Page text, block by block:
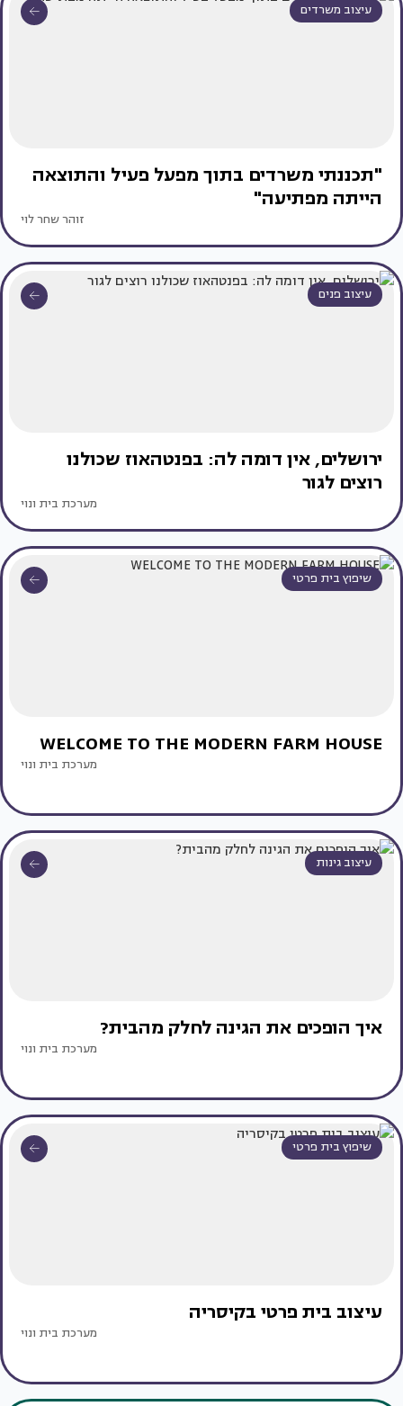
עיצוב משרדים
"תכננתי משרדים בתוך מפעל פעיל והתוצאה
הייתה מפתיעה"
זוהר שחר לוי
עיצוב פנים
ירושלים, אין דומה לה: בפנטהאוז שכולנו
רוצים לגור
מערכת בית ונוי
שיפוץ בית פרטי
WELCOME TO THE MODERN FARM HOUSE
מערכת בית ונוי
עיצוב גינות
איך הופכים את הגינה לחלק מהבית?
מערכת בית ונוי
שיפוץ בית פרטי
עיצוב בית פרטי בקיסריה
מערכת בית ונוי